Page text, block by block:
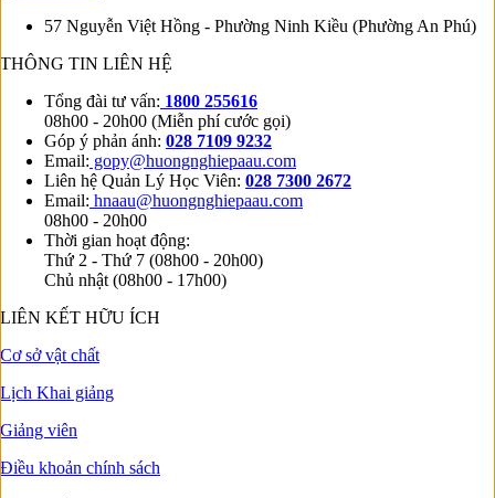
57 Nguyễn Việt Hồng - Phường Ninh Kiều (Phường An Phú)
THÔNG TIN LIÊN HỆ
Tổng đài tư vấn: 1800 255616
08h00 - 20h00 (Miễn phí cước gọi)
Góp ý phản ánh: 028 7109 9232
Email: gopy@huongnghiepaau.com
Liên hệ Quản Lý Học Viên: 028 7300 2672
Email: hnaau@huongnghiepaau.com
08h00 - 20h00
Thời gian hoạt động:
Thứ 2 - Thứ 7 (08h00 - 20h00)
Chủ nhật (08h00 - 17h00)
LIÊN KẾT HỮU ÍCH
Cơ sở vật chất
Lịch Khai giảng
Giảng viên
Điều khoản chính sách